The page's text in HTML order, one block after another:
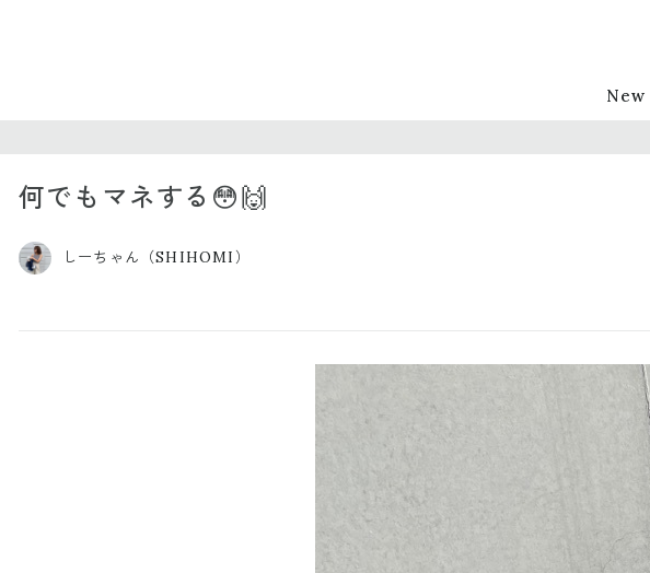
New
何でもマネする😳🙌
しーちゃん（SHIHOMI）